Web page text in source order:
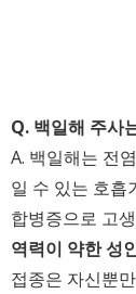
Q. 백일해 주사
A. 백일해는 전
일 수 있는 호흡
합병증으로 고
역력이 약한 성
접종은 자신뿐